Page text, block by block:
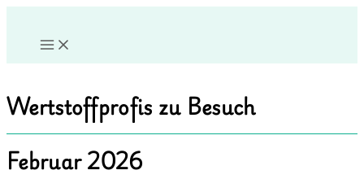
Inhalt
springen
Wertstoffprofis zu Besuch
Februar 2026